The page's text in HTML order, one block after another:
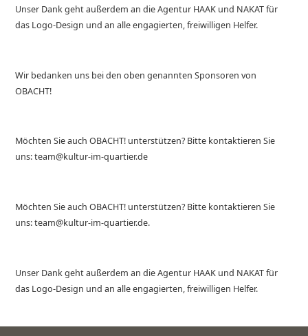
Unser Dank geht außerdem an die Agentur HAAK und NAKAT für
das Logo-Design und an alle engagierten, freiwilligen Helfer.
Wir bedanken uns bei den oben genannten Sponsoren von
OBACHT!
Möchten Sie auch OBACHT! unterstützen? Bitte kontaktieren Sie
uns: team@kultur-im-quartier.de
Möchten Sie auch OBACHT! unterstützen? Bitte kontaktieren Sie
uns: team@kultur-im-quartier.de.
Unser Dank geht außerdem an die Agentur HAAK und NAKAT für
das Logo-Design und an alle engagierten, freiwilligen Helfer.